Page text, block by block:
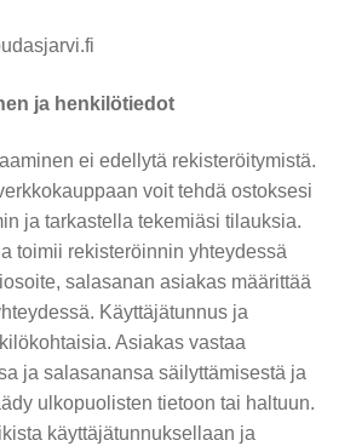
ja henkilötiedot
ei edellytä rekisteröitymistä.
voit tehdä ostoksesi
ja tarkastella tekemiäsi tilauksia.
toimii rekisteröinnin yhteydessä
salasanan asiakas määrittää
Käyttäjätunnus ja
Asiakas vastaa
ja salasanansa säilyttämisestä ja
ulkopuolisten tietoon tai haltuun.
käyttäjätunnuksellaan ja